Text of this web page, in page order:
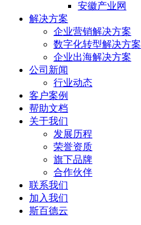
安徽产业网
解决方案
企业营销解决方案
数字化转型解决方案
企业出海解决方案
公司新闻
行业动态
客户案例
帮助文档
关于我们
发展历程
荣誉资质
旗下品牌
合作伙伴
联系我们
加入我们
斯百德云